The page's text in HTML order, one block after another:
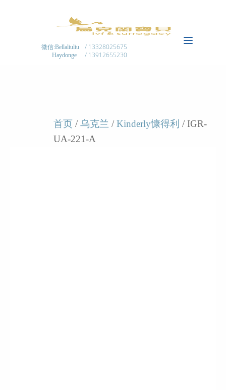
微信:Bellaliuliu
Haydonge
/ 13328025675
/ 13912655230
首页 / 乌克兰 / Kinderly慷得利 / IGR-
UA-221-A